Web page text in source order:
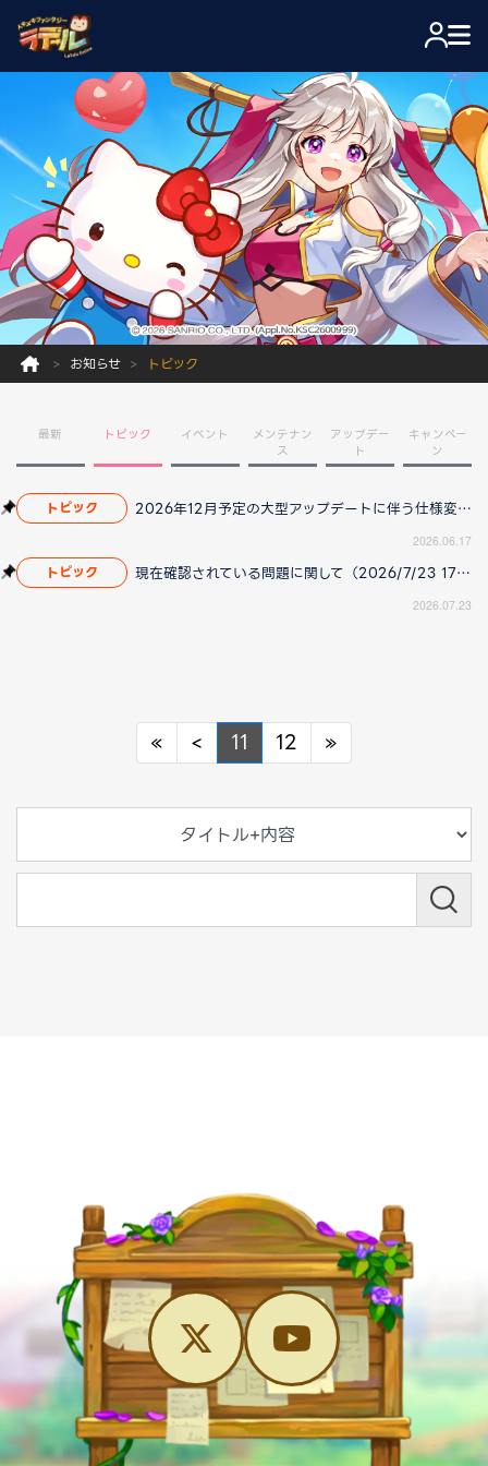
お知らせ トピック
最新 トピック イベント
メンテナン
ス
アップデー
ト
キャンペー
ン
トピック 2026年12月予定の大型アップデートに伴う仕様変更のお知らせ
2026.06.17
トピック 現在確認されている問題に関して（2026/7/23 17:00更新）
2026.07.23
« Previous
< Previous
11 12 »